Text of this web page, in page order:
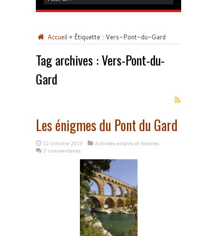
Accueil » Étiquette : Vers-Pont-du-Gard
Tag archives :Vers-Pont-du-
Gard
Les énigmes du Pont du Gard
22 octobre 2013
Activités enfants et familles
3 commentaires